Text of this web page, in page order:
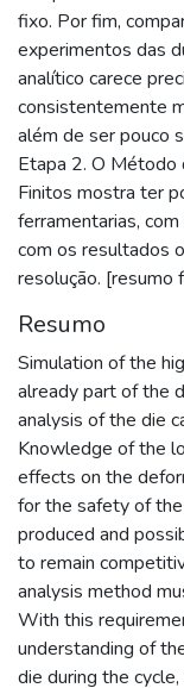
fixo. Por fim,
experimentos das
analítico carece
consistentemente
além de ser pouco
Etapa 2. O Método
Finitos mostra ter
ferramentarias,
com os resultados
resolução. [resumo
Resumo
Simulation of the
already part of the
analysis of the die
Knowledge of the
effects on the
for the safety of
produced and
to remain
analysis method
With this
understanding of
die during the